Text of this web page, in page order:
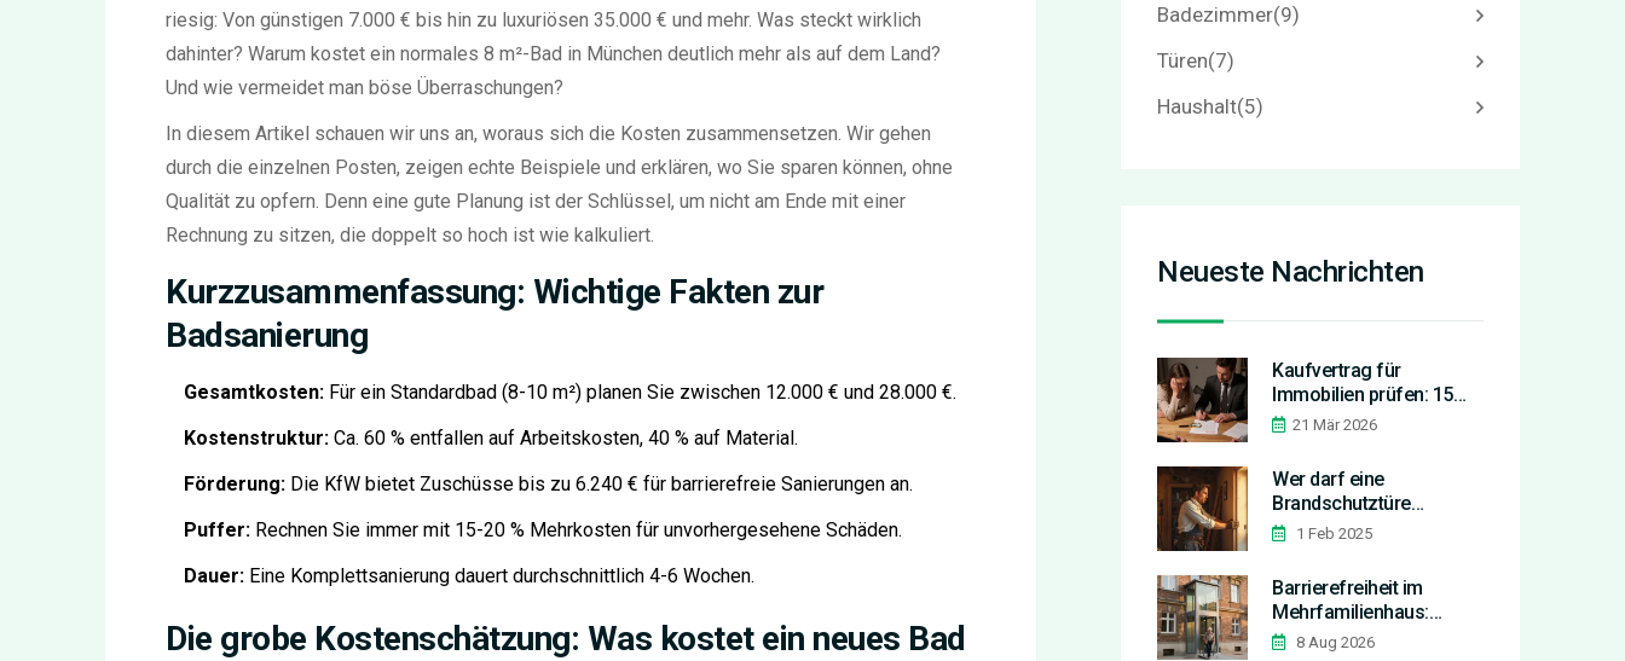
riesig: Von günstigen 7.000 € bis hin zu luxuriösen 35.000 € und mehr. Was steckt wirklich
dahinter? Warum kostet ein normales 8 m²-Bad in München deutlich mehr als auf dem Land?
Und wie vermeidet man böse Überraschungen?
In diesem Artikel schauen wir uns an, woraus sich die Kosten zusammensetzen. Wir gehen
durch die einzelnen Posten, zeigen echte Beispiele und erklären, wo Sie sparen können, ohne
Qualität zu opfern. Denn eine gute Planung ist der Schlüssel, um nicht am Ende mit einer
Rechnung zu sitzen, die doppelt so hoch ist wie kalkuliert.
Kurzzusammenfassung: Wichtige Fakten zur
Badsanierung
Gesamtkosten: Für ein Standardbad (8-10 m²) planen Sie zwischen 12.000 € und 28.000 €.
Kostenstruktur: Ca. 60 % entfallen auf Arbeitskosten, 40 % auf Material.
Förderung: Die KfW bietet Zuschüsse bis zu 6.240 € für barrierefreie Sanierungen an.
Puffer: Rechnen Sie immer mit 15-20 % Mehrkosten für unvorhergesehene Schäden.
Dauer: Eine Komplettsanierung dauert durchschnittlich 4-6 Wochen.
Die grobe Kostenschätzung: Was kostet ein neues Bad
Badezimmer(9)
Türen(7)
Haushalt(5)
Neueste Nachrichten
Kaufvertrag für
Immobilien prüfen: 15
versteckte Fallstricke, die
kommen können
21 Mär 2026
Wer darf eine
Brandschutztüre
einbauen?
Tipps
1 Feb 2025
Barrierefreiheit im
Mehrfamilienhaus:
Gemeinschaftslösungen,
8 Aug 2026